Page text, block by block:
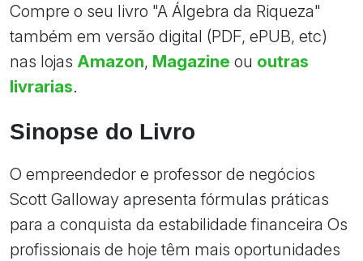
Compre o seu livro "A Álgebra da Riqueza"
também em versão digital (PDF, ePUB, etc)
nas lojas Amazon, Magazine ou outras
livrarias.
Sinopse do Livro
O empreendedor e professor de negócios
Scott Galloway apresenta fórmulas práticas
para a conquista da estabilidade financeira Os
profissionais de hoje têm mais oportunidades